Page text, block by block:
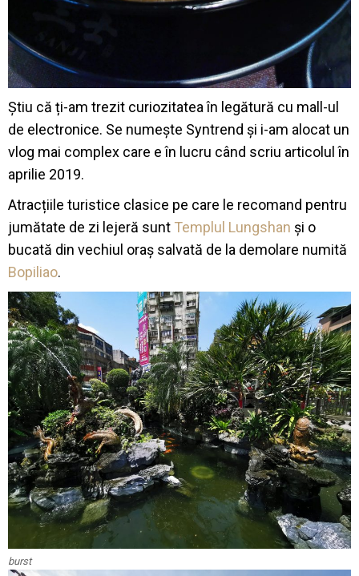
Știu că ți-am trezit curiozitatea în legătură cu mall-ul
de electronice. Se numește Syntrend și i-am alocat un
vlog mai complex care e în lucru când scriu articolul în
aprilie 2019.
Atracțiile turistice clasice pe care le recomand pentru
jumătate de zi lejeră sunt Templul Lungshan și o
bucată din vechiul oraș salvată de la demolare numită
Bopiliao.
burst